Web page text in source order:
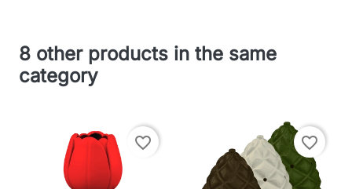
8 other products in the same
category
favorite_border favorite_border